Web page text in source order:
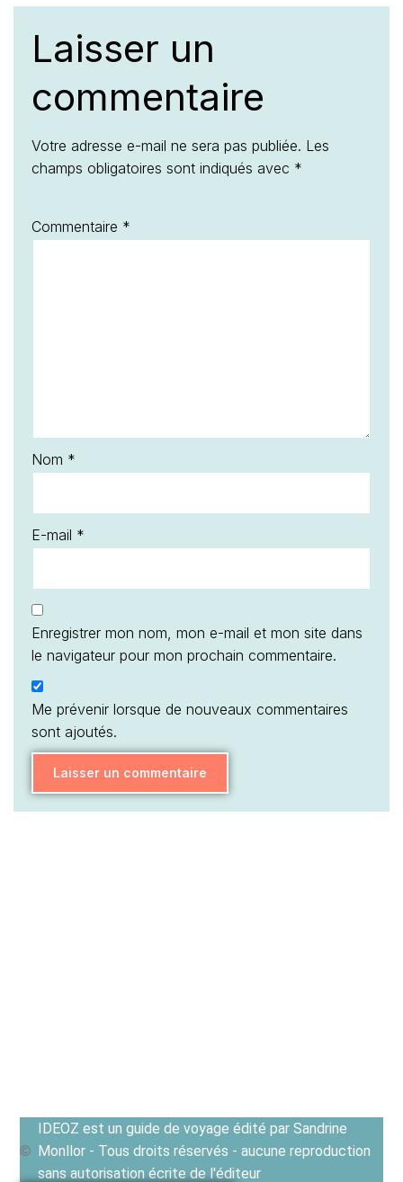
Laisser un
commentaire
Votre adresse e-mail ne sera pas publiée. Les
champs obligatoires sont indiqués avec *
Commentaire *
Nom *
E-mail *
Enregistrer mon nom, mon e-mail et mon site dans
le navigateur pour mon prochain commentaire.
Me prévenir lorsque de nouveaux commentaires
sont ajoutés.
IDEOZ est un guide de voyage édité par Sandrine
Monllor - Tous droits réservés - aucune reproduction
sans autorisation écrite de l'éditeur